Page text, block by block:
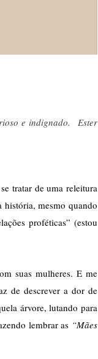
e indignado. Ester
tratar de uma releitura
história, mesmo quando
proféticas” (estou
suas mulheres. E me
de descrever a dor de
árvore, lutando para
lembrar as “Mães